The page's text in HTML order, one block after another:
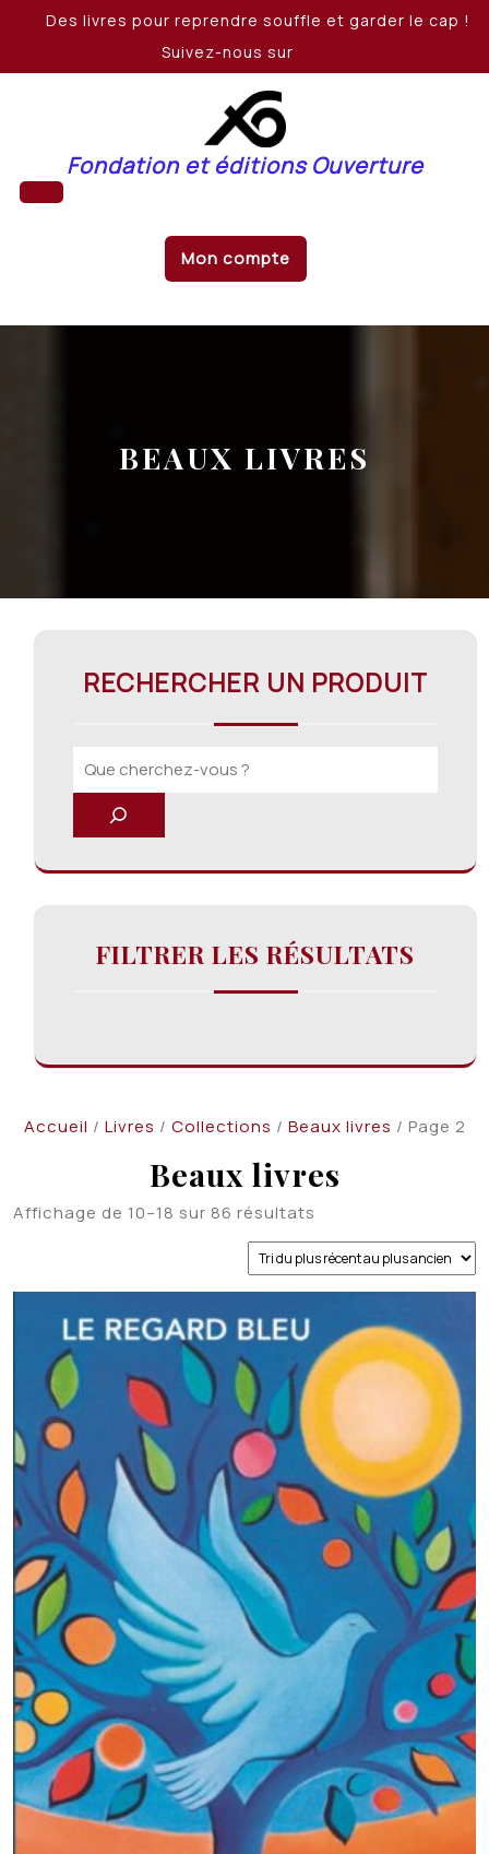
Des livres pour reprendre souffle et garder le cap !
Suivez-nous sur
Fondation et éditions Ouverture
Mon compte
BEAUX LIVRES
Accueil / Livres / Collections / Beaux livres / Page 2
Beaux livres
Affichage de 10–18 sur 86 résultats
plus
plus
ancien
RECHERCHER UN PRODUIT
FILTRER LES RÉSULTATS